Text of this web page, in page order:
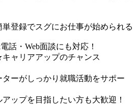
登録でスグにお仕事が始められる
話・Web面談にも対応！
ャリアアップのチャンス
ーがしっかり就職活動をサポー
ップを目指したい方も大歓迎！